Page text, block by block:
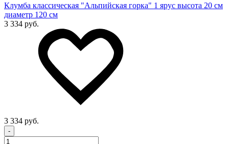
Клумба классическая "Альпийская горка" 1 ярус высота 20 см
диаметр 120 см
3 334 руб.
3 334 руб.
-